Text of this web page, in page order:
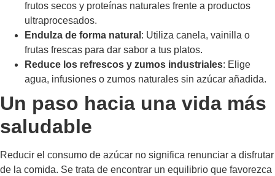
frutos secos y proteínas naturales frente a productos
ultraprocesados.
Endulza de forma natural : Utiliza canela, vainilla o
frutas frescas para dar sabor a tus platos.
Reduce los refrescos y zumos industriales: Elige
agua, infusiones o zumos naturales sin azúcar añadida.
Un paso hacia una vida más
saludable
Reducir el consumo de azúcar no significa renunciar a disfrutar
de la comida. Se trata de encontrar un equilibrio que favorezca